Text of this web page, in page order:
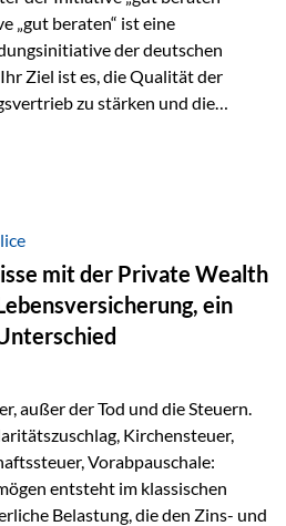
„gut beraten“ ist eine
der deutschen
Ziel ist es, die Qualität der
zu stärken und die
Seit der
tätige Personen in der
die Weiterbildungsdatenbank
absolvierte Bildungsmaßnahmen
werden. „gut beraten“
können unsere
mit der Private Wealth
ein
außer der Tod und die Steuern.
Kirchensteuer,
Vorabpauschale:
entsteht im klassischen
Belastung, die den Zins- und